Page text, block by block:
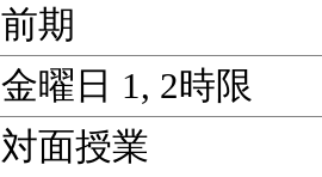
前期
金曜日 1, 2時限
対面授業